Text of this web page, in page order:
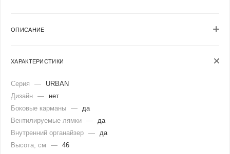
ОПИСАНИЕ
ХАРАКТЕРИСТИКИ
Серия —
URBAN
Дизайн —
нет
Боковые карманы —
да
Вентилируемые лямки —
да
Внутренний органайзер —
да
Высота, см
— 46